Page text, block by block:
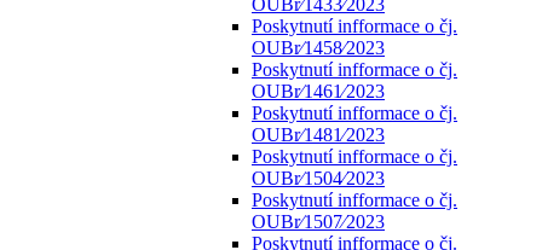
OUBr⁄1433⁄2023
Poskytnutí infformace o čj.
OUBr⁄1458⁄2023
Poskytnutí infformace o čj.
OUBr⁄1461⁄2023
Poskytnutí infformace o čj.
OUBr⁄1481⁄2023
Poskytnutí infformace o čj.
OUBr⁄1504⁄2023
Poskytnutí infformace o čj.
OUBr⁄1507⁄2023
Poskytnutí infformace o čj.